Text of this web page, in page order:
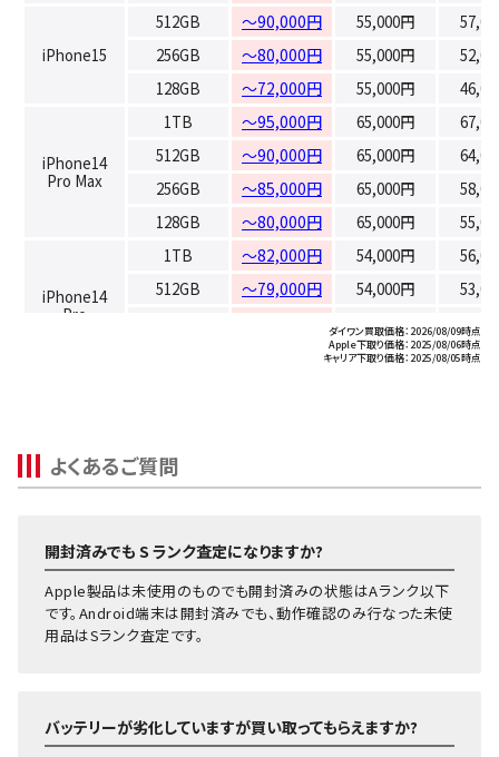
iPhone15
512GB ～90,000円 55,000円
256GB
～80,000円 55,000円
128GB
～72,000円 55,000円
iPhone14
Pro Max
1TB ～95,000円 65,000円
512GB
～90,000円 65,000円
256GB
～85,000円 65,000円
128GB
～80,000円 65,000円
iPhone14
Pro
1TB ～82,000円 54,000円
512GB
～79,000円 54,000円
54,000円
54,000円
128GB
512GB ～65,000円 45,000円
iPhoneSE 第
3世代
256GB ～34,000円
128GB
～26,000円 18,000円
64GB
～20,000円 18,000円
256GB
～63,000円 53,000円
ダイワン買取価格：2026/08/09時点
Apple下取り価格：2025/08/06時点
キャリア下取り価格：2025/08/05時点
よくあるご質問
開封済みでも S ランク査定になりますか?
Apple製品は未使用のものでも開封済みの状態はAランク以下
です。Android端末は開封済みでも、動作確認のみ行なった未使
用品はSランク査定です。
バッテリーが劣化していますが買い取ってもらえますか?